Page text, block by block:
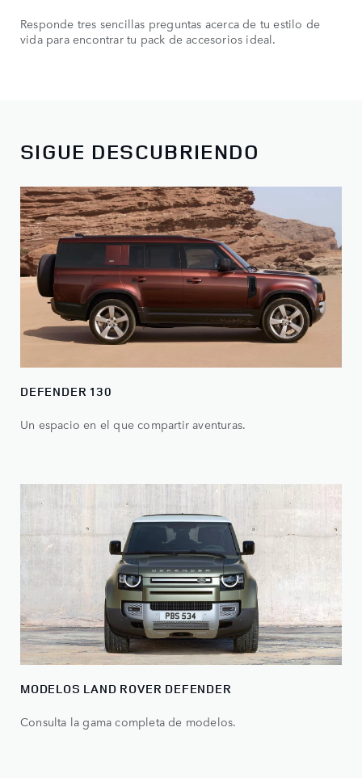
Responde tres sencillas preguntas acerca de tu estilo de
vida para encontrar tu pack de accesorios ideal.
SIGUE DESCUBRIENDO
DEFENDER 130
Un espacio en el que compartir aventuras.
MODELOS LAND ROVER DEFENDER
Consulta la gama completa de modelos.